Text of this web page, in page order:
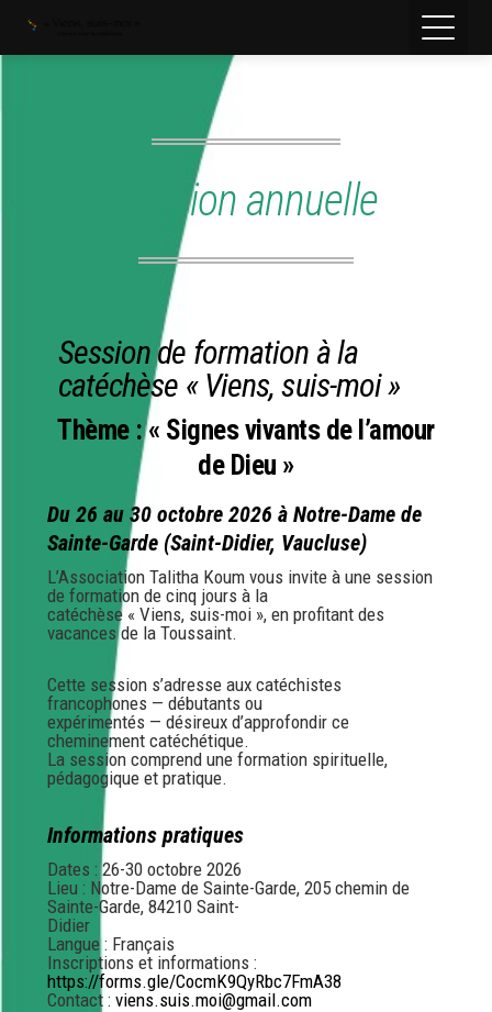
Session annuelle
Session de formation à la
catéchèse « Viens, suis-moi »
Thème : « Signes vivants de l’amour
de Dieu »
Du 26 au 30 octobre 2026 à Notre-Dame de
Sainte-Garde (Saint-Didier, Vaucluse)
L’Association Talitha Koum vous invite à une session
de formation de cinq jours à la
catéchèse « Viens, suis-moi », en profitant des
vacances de la Toussaint.
Cette session s’adresse aux catéchistes
francophones — débutants ou
expérimentés — désireux d’approfondir ce
cheminement catéchétique.
La session comprend une formation spirituelle,
pédagogique et pratique.
Informations pratiques
Dates : 26-30 octobre 2026
Lieu : Notre-Dame de Sainte-Garde, 205 chemin de
Sainte-Garde, 84210 Saint-
Didier
Langue : Français
Inscriptions et informations :
https://forms.gle/CocmK9QyRbc7FmA38
Contact : viens.suis.moi@gmail.com